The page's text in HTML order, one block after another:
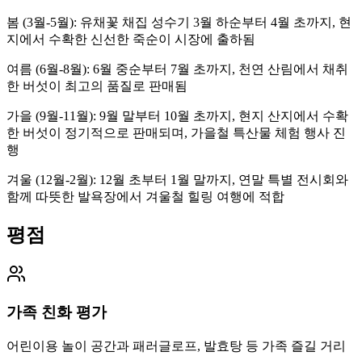
봄 (3월-5월): 유채꽃 채집 성수기 3월 하순부터 4월 초까지, 현
지에서 수확한 신선한 죽순이 시장에 출하됨
여름 (6월-8월): 6월 중순부터 7월 초까지, 천연 산림에서 채취
한 버섯이 최고의 품질로 판매됨
가을 (9월-11월): 9월 말부터 10월 초까지, 현지 산지에서 수확
한 버섯이 정기적으로 판매되며, 가을철 특산물 체험 행사 진
행
겨울 (12월-2월): 12월 초부터 1월 말까지, 연말 특별 전시회와
함께 따뜻한 발욕장에서 겨울철 힐링 여행에 적합
평점
가족 친화 평가
어린이용 놀이 공간과 패러글로프, 발효탕 등 가족 즐길 거리